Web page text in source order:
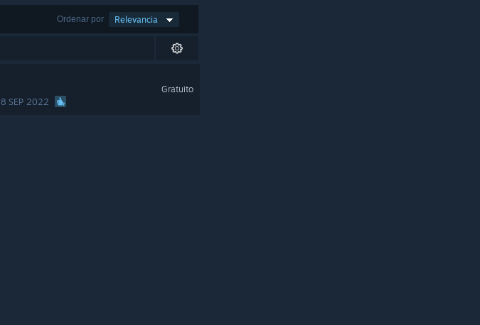
Ordenar por Relevancia
8 SEP 2022
Gratuito